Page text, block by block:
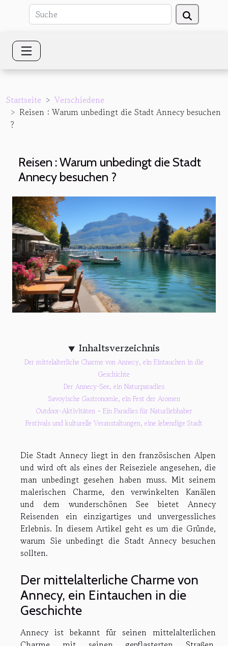
Startseite
Verschiedene
Reisen : Warum unbedingt die Stadt Annecy besuchen
?
Reisen : Warum unbedingt die Stadt
Annecy besuchen ?
Inhaltsverzeichnis
Der mittelalterliche Charme von Annecy, ein Eintauchen in die
Geschichte
Der Annecy-See, ein Naturparadies
Savoyische Gastronomie, ein Fest der Aromen
Outdoor-Aktivitäten – Ein Paradies für Naturliebhaber
Festivals und kulturelle Veranstaltungen, eine lebendige Stadt
Die Stadt Annecy liegt in den französischen Alpen
und wird oft als eines der Reiseziele angesehen, die
man unbedingt gesehen haben muss. Mit seinem
malerischen Charme, den verwinkelten Kanälen
und dem wunderschönen See bietet Annecy
Reisenden ein einzigartiges und unvergessliches
Erlebnis. In diesem Artikel geht es um die Gründe,
warum Sie unbedingt die Stadt Annecy besuchen
sollten.
Der mittelalterliche Charme von
Annecy, ein Eintauchen in die
Geschichte
Annecy ist bekannt für seinen mittelalterlichen